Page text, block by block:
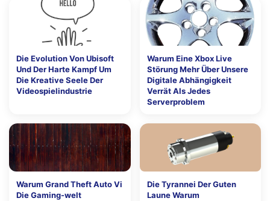
Die Evolution Von Ubisoft
Und Der Harte Kampf Um
Die Kreative Seele Der
Videospielindustrie
Warum Eine Xbox Live
Störung Mehr Über Unsere
Digitale Abhängigkeit
Verrät Als Jedes
Serverproblem
Warum Grand Theft Auto Vi
Die Gaming-welt
Die Tyrannei Der Guten
Laune Warum